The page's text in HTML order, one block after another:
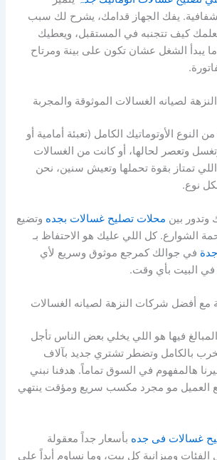
يفك الجهاز قدامك، يشرح لك سبب
كيف تتجنبه في المستقبل، ويعطيك
ما يبدأ الشغل عشان تكون على بينة ومرتاح
لصيانه الغسالات الموثوقة والمجربة
الأوتوماتيك الكامل (تعبئة أمامية أو
وتعصر لحالها، أو كانت من الغسالات
تمتاز بقوة تحملها وتعيش سنين، نحن
نوع.
وتدور بين محلات تصليح غسالات بجده وتضيع
الشوارع. كل اللي عليك هو الاحتفاظ بـ
في جوالك كمرجع موثوق وسريع لأي
في البيت بأي وقت.
مع أفضل شركات النزهة لصيانه الغسالات
فيها هو اللي يخلي بعض الناس تأجل
بالكامل وتضطر تشتري جديد بآلاف
هالمفهوم في السوق تماماً. هدفنا نبني
مع العميل مو مجرد مكسب سريع ومؤقت ينتهي
غسالات فى جده بأسعار جداً معقولة
وميزانية كل بيت، وما نساوم أبداً على